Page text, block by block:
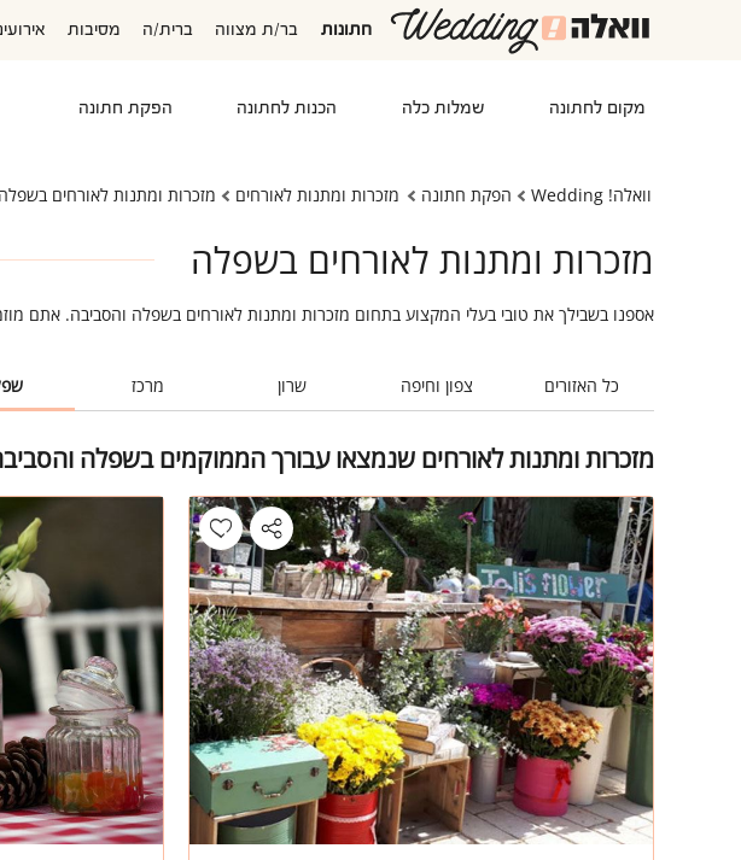
חתונות בר/ת מצווה ברית/ה מסיבות
מקום לחתונה שמלות כלה הכנות לחתונה הפקת חתונה
וואלה! Wedding הפקת חתונה מזכרות ומתנות לאורחים מזכרות ומתנות לאורחים בשפלה
מזכרות ומתנות לאורחים בשפלה
אספנו בשבילך את טובי בעלי המקצוע בתחום מזכרות ומתנות לאורחים בשפלה והסביבה. אתם
כל האזורים צפון וחיפה שרון מרכז
מזכרות ומתנות לאורחים שנמצאו עבורך הממוקמים בשפלה